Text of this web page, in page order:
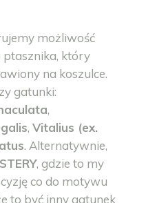
możliwość
który
na koszulce.
gatunki:
,
, Vitalius (ex.
. Alternatywnie,
, gdzie to my
co do motywu
to być inny gatunek